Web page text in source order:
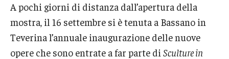
A pochi giorni di distanza dall’apertura della
mostra, il 16 settembre si è tenuta a Bassano in
Teverina l’annuale inaugurazione delle nuove
opere che sono entrate a far parte di Sculture in